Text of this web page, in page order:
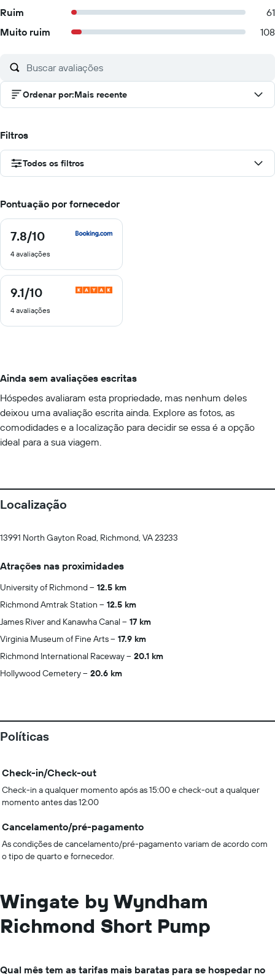
Ruim
61
Muito ruim
108
Ordenar por:Mais recente
Filtros
Todos os filtros
Pontuação por fornecedor
7.8/10
7.8
10
4 avaliações
9.1/10
9.1
10
4 avaliações
Ainda sem avaliações escritas
Hóspedes avaliaram esta propriedade, mas nenhum deles
deixou uma avaliação escrita ainda. Explore as fotos, as
comodidades e a localização para decidir se essa é a opção
ideal para a sua viagem.
Localização
13991 North Gayton Road, Richmond, VA 23233
Atrações nas proximidades
University of Richmond
12.5 km
Richmond Amtrak Station
12.5 km
James River and Kanawha Canal
17 km
Virginia Museum of Fine Arts
17.9 km
Richmond International Raceway
20.1 km
Hollywood Cemetery
20.6 km
Políticas
Check-in/Check-out
Check-in a qualquer momento após as 15:00 e check-out a qualquer
momento antes das 12:00
Cancelamento/pré-pagamento
As condições de cancelamento/pré-pagamento variam de acordo com
o tipo de quarto e fornecedor.
Wingate by Wyndham
Richmond Short Pump
Qual mês tem as tarifas mais baratas para se hospedar no